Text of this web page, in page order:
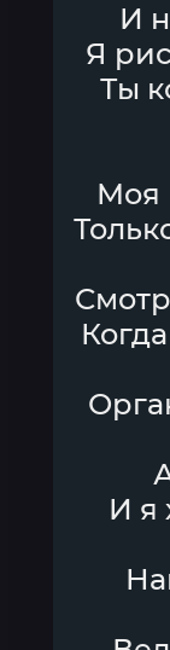
И
Я
Ты
Моя
И я